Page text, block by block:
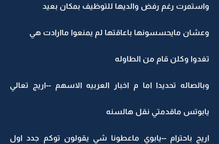
واستمرت رغم رفض والديها للتوظيف بمكان بعيد
وعشان مايحسسونها باعاقتها لم يمنعوا ماارادت هي
تغدوا وكلن قام من الطاوله
وبالصاله تحديدا اما م اخبار العربيه الاسهم --اريج تعالي
يابوتس ماقدمتي نقل هالسنه
اريج باحترام --يابوي ماعطونا شي يقولون توكم جدد اول